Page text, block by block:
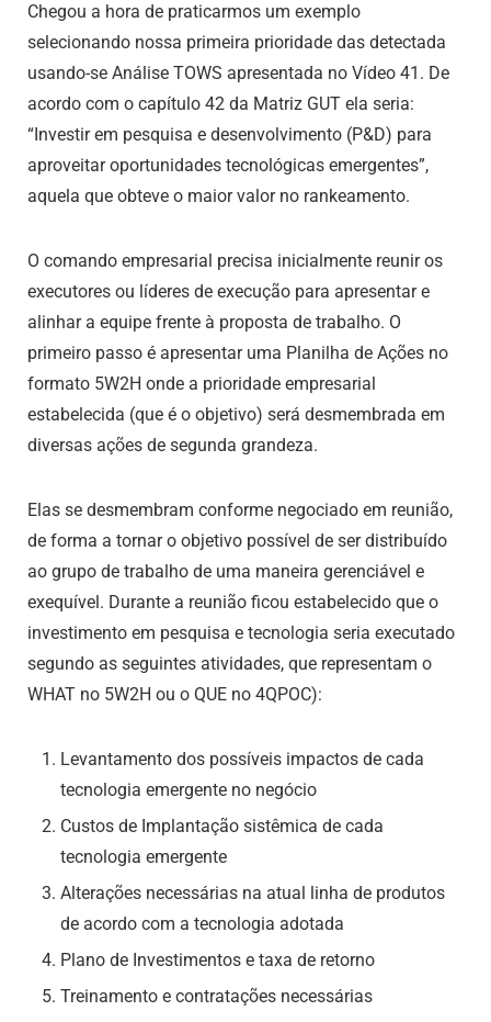
Chegou a hora de praticarmos um exemplo
selecionando nossa primeira prioridade das detectada
usando-se Análise TOWS apresentada no Vídeo 41. De
acordo com o capítulo 42 da Matriz GUT ela seria:
“Investir em pesquisa e desenvolvimento (P&D) para
aproveitar oportunidades tecnológicas emergentes”,
aquela que obteve o maior valor no rankeamento.
O comando empresarial precisa inicialmente reunir os
executores ou líderes de execução para apresentar e
alinhar a equipe frente à proposta de trabalho. O
primeiro passo é apresentar uma Planilha de Ações no
formato 5W2H onde a prioridade empresarial
estabelecida (que é o objetivo) será desmembrada em
diversas ações de segunda grandeza.
Elas se desmembram conforme negociado em reunião,
de forma a tornar o objetivo possível de ser distribuído
ao grupo de trabalho de uma maneira gerenciável e
exequível. Durante a reunião ficou estabelecido que o
investimento em pesquisa e tecnologia seria executado
segundo as seguintes atividades, que representam o
WHAT no 5W2H ou o QUE no 4QPOC):
Levantamento dos possíveis impactos de cada
tecnologia emergente no negócio
Custos de Implantação sistêmica de cada
tecnologia emergente
Alterações necessárias na atual linha de produtos
de acordo com a tecnologia adotada
Plano de Investimentos e taxa de retorno
Treinamento e contratações necessárias